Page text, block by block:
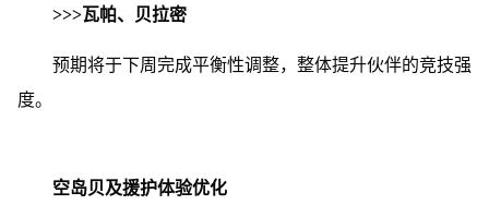
>>>瓦帕、贝拉密
预期将于下周完成平衡性调整，整体提升伙伴的竞技强
度。
空岛贝及援护体验优化